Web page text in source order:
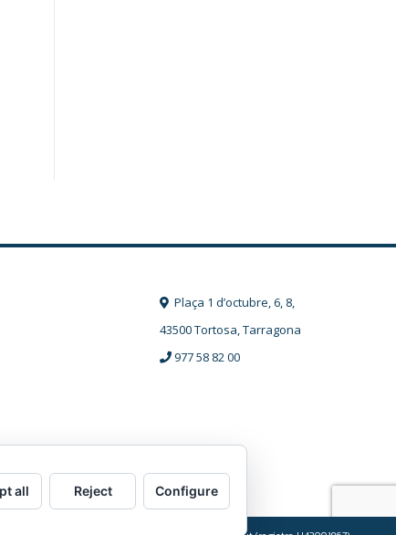
Plaça 1 d’octubre, 6, 8,
43500 Tortosa, Tarragona
977 58 82 00
all Reject Configure